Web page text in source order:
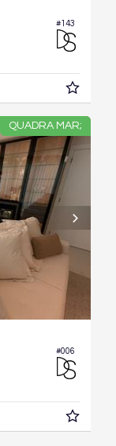
#143
QUADRA MAR;
#006